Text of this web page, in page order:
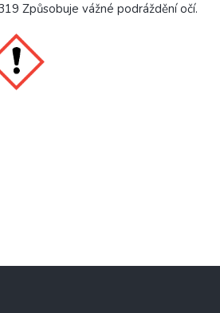
Způsobuje vážné podráždění očí.